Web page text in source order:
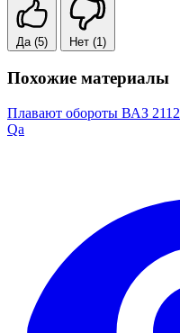
Да (5) Нет (1)
Похожие материалы
Плавают обороты ВАЗ 2112
Qa